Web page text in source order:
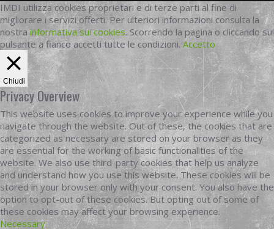
IMDI utilizza cookies proprietari e di terze parti al fine di
migliorare i servizi offerti. Per ulteriori informazioni consulta la
nostrainformativa sui cookies. Scorrendo la pagina o cliccando sul
pulsante a fianco accetti tutte le condizioni. Accetto
Chiudi
Privacy Overview
This website uses cookies to improve your experience while you
navigate through the website. Out of these, the cookies that are
categorized as necessary are stored on your browser as they
are essential for the working of basic functionalities of the
website. We also use third-party cookies that help us analyze
and understand how you use this website. These cookies will be
stored in your browser only with your consent. You also have the
option to opt-out of these cookies. But opting out of some of
these cookies may affect your browsing experience.
Necessary